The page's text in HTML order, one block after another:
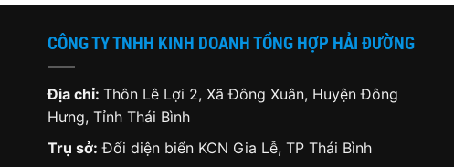
CÔNG TY TNHH KINH DOANH TỔNG HỢP HẢI ĐƯỜNG
Địa chỉ: Thôn Lê Lợi 2, Xã Đông Xuân, Huyện Đông
Hưng, Tỉnh Thái Bình
Trụ sở: Đối diện biển KCN Gia Lễ, TP Thái Bình